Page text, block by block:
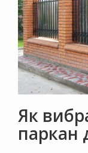
Як
паркан